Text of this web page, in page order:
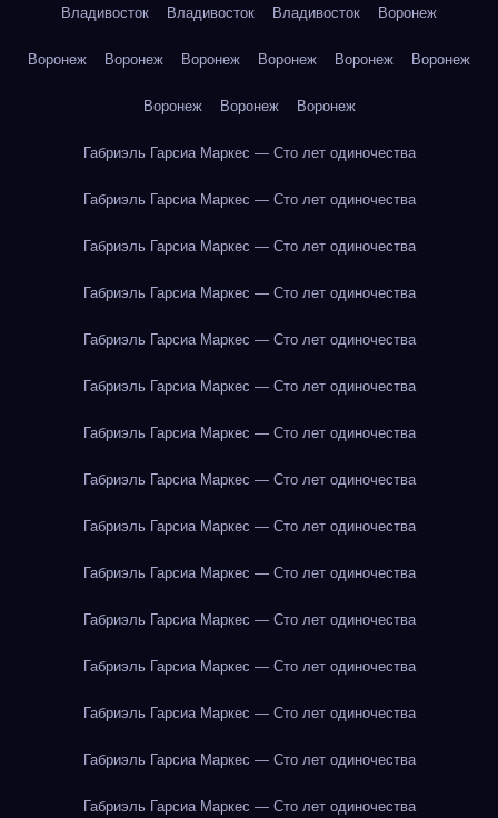
Владивосток Владивосток Владивосток Воронеж
Воронеж Воронеж Воронеж Воронеж Воронеж Воронеж
Воронеж Воронеж Воронеж
Габриэль Гарсиа Маркес — Сто лет одиночества
Габриэль Гарсиа Маркес — Сто лет одиночества
Габриэль Гарсиа Маркес — Сто лет одиночества
Габриэль Гарсиа Маркес — Сто лет одиночества
Габриэль Гарсиа Маркес — Сто лет одиночества
Габриэль Гарсиа Маркес — Сто лет одиночества
Габриэль Гарсиа Маркес — Сто лет одиночества
Габриэль Гарсиа Маркес — Сто лет одиночества
Габриэль Гарсиа Маркес — Сто лет одиночества
Габриэль Гарсиа Маркес — Сто лет одиночества
Габриэль Гарсиа Маркес — Сто лет одиночества
Габриэль Гарсиа Маркес — Сто лет одиночества
Габриэль Гарсиа Маркес — Сто лет одиночества
Габриэль Гарсиа Маркес — Сто лет одиночества
Габриэль Гарсиа Маркес — Сто лет одиночества